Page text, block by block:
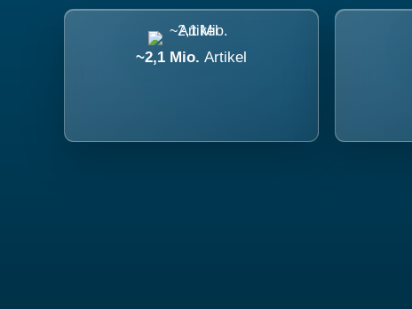
~2,1 Mio. Artikel